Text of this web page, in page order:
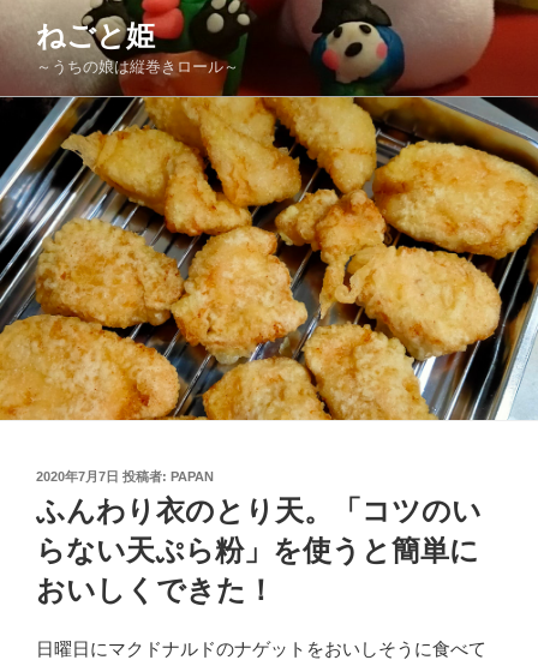
ン
テ
ン
へ
ス
キ
ッ
プ
ねごと姫
～うちの娘は縦巻きロール～
投
稿
日:
2020年7月7日 投稿者: PAPAN
ふんわり衣のとり天。「コツのい
らない天ぷら粉」を使うと簡単に
おいしくできた！
日曜日にマクドナルドのナゲットをおいしそうに食べて